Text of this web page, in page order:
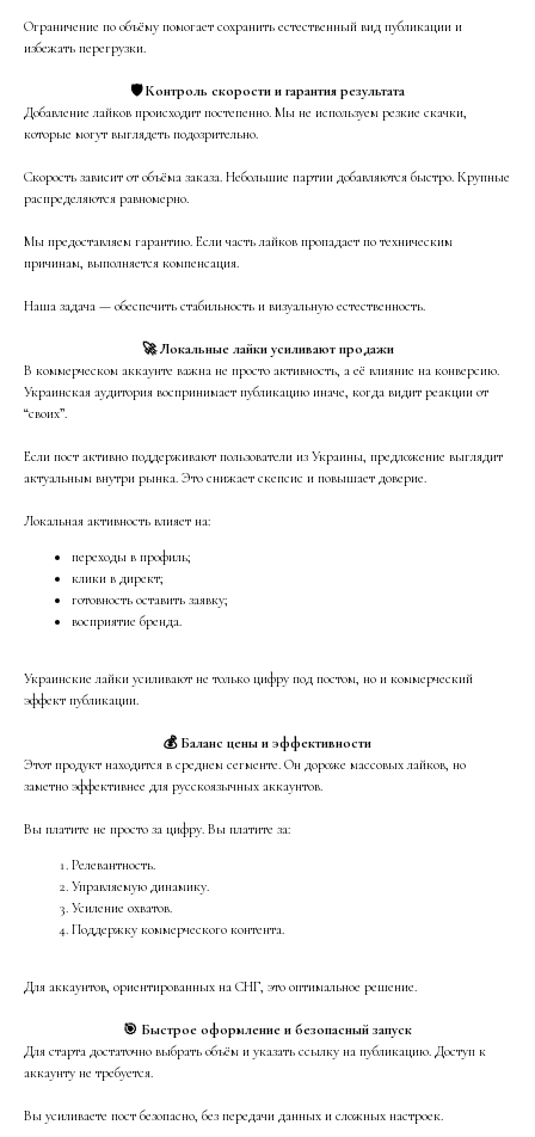
Ограничение по объёму помогает сохранить естественный вид публикации и
избежать перегрузки.
🛡 Контроль скорости и гарантия результата
Добавление лайков происходит постепенно. Мы не используем резкие скачки,
которые могут выглядеть подозрительно.
Скорость зависит от объёма заказа. Небольшие партии добавляются быстро. Крупные
распределяются равномерно.
Мы предоставляем гарантию. Если часть лайков пропадает по техническим
причинам, выполняется компенсация.
Наша задача — обеспечить стабильность и визуальную естественность.
🚀 Локальные лайки усиливают продажи
В коммерческом аккаунте важна не просто активность, а её влияние на конверсию.
Украинская аудитория воспринимает публикацию иначе, когда видит реакции от
“своих”.
Если пост активно поддерживают пользователи из Украины, предложение выглядит
актуальным внутри рынка. Это снижает скепсис и повышает доверие.
Локальная активность влияет на:
переходы в профиль;
клики в директ;
готовность оставить заявку;
восприятие бренда.
Украинские лайки усиливают не только цифру под постом, но и коммерческий
эффект публикации.
💰 Баланс цены и эффективности
Этот продукт находится в среднем сегменте. Он дороже массовых лайков, но
заметно эффективнее для русскоязычных аккаунтов.
Вы платите не просто за цифру. Вы платите за:
Релевантность.
Управляемую динамику.
Усиление охватов.
Поддержку коммерческого контента.
Для аккаунтов, ориентированных на СНГ, это оптимальное решение.
🎯 Быстрое оформление и безопасный запуск
Для старта достаточно выбрать объём и указать ссылку на публикацию. Доступ к
аккаунту не требуется.
Вы усиливаете пост безопасно, без передачи данных и сложных настроек.